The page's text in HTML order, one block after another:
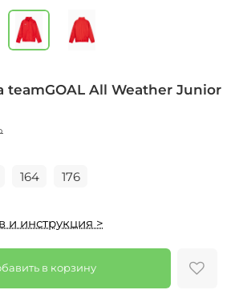
teamGOAL All Weather Junior
164 176
и инструкция >
в корзину